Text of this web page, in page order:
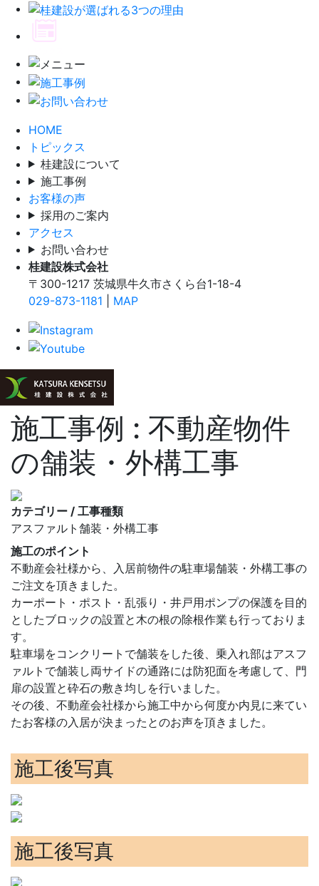
HOME
トピックス
桂建設について
施工事例
お客様の声
採用のご案内
アクセス
お問い合わせ
桂建設株式会社
〒300-1217 茨城県牛久市さくら台1-18-4
029-873-1181
MAP
施工事例 : 不動産物件
の舗装・外構工事
カテゴリー / 工事種類
アスファルト舗装・外構工事
施工のポイント
不動産会社様から、入居前物件の駐車場舗装・外構工事の
ご注文を頂きました。
カーポート・ポスト・乱張り・井戸用ポンプの保護を目的
としたブロックの設置と木の根の除根作業も行っておりま
す。
駐車場をコンクリートで舗装をした後、乗入れ部はアスフ
ァルトで舗装し両サイドの通路には防犯面を考慮して、門
扉の設置と砕石の敷き均しを行いました。
その後、不動産会社様から施工中から何度か内見に来てい
たお客様の入居が決まったとのお声を頂きました。
施工後写真
施工後写真